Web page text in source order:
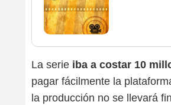
La serie iba a costar 10
pagar fácilmente la
la producción no se llevará